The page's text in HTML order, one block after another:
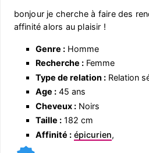
bonjour je cherche à faire des
affinité alors au plaisir !
Genre :Homme
Recherche :Femme
Type de relation :Relation
Age :45 ans
Cheveux :Noirs
Taille :182 cm
Affinité : épicurien,